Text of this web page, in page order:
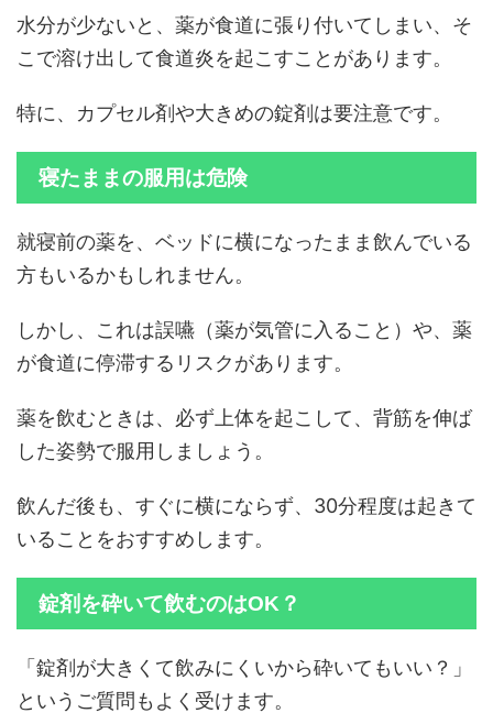
水分が少ないと、薬が食道に張り付いてしまい、そ
こで溶け出して食道炎を起こすことがあります。
特に、カプセル剤や大きめの錠剤は要注意です。
寝たままの服用は危険
就寝前の薬を、ベッドに横になったまま飲んでいる
方もいるかもしれません。
しかし、これは誤嚥（薬が気管に入ること）や、薬
が食道に停滞するリスクがあります。
薬を飲むときは、必ず上体を起こして、背筋を伸ば
した姿勢で服用しましょう。
飲んだ後も、すぐに横にならず、30分程度は起きて
いることをおすすめします。
錠剤を砕いて飲むのはOK？
「錠剤が大きくて飲みにくいから砕いてもいい？」
というご質問もよく受けます。